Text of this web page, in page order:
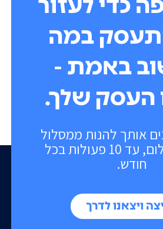
אותך להנות ממסלול
פטור מתשלום, עד 10 פעולות בכל
חודש.
ויצאנו לדרך
במה
באמת -
העסק שלך.